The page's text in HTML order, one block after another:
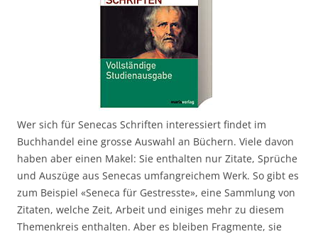
Wer sich für Senecas Schriften interessiert findet im
Buchhandel eine grosse Auswahl an Büchern. Viele davon
haben aber einen Makel: Sie enthalten nur Zitate, Sprüche
und Auszüge aus Senecas umfangreichem Werk. So gibt es
zum Beispiel «Seneca für Gestresste», eine Sammlung von
Zitaten, welche Zeit, Arbeit und einiges mehr zu diesem
Themenkreis enthalten. Aber es bleiben Fragmente, sie